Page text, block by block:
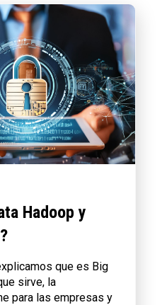
Hadoop y
que es Big
sirve, la
para las empresas y